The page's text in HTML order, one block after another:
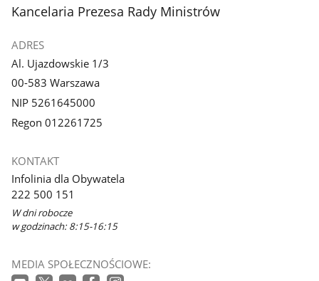
stopka
Kancelaria Prezesa Rady Ministrów
ADRES
Al. Ujazdowskie 1/3
00-583 Warszawa
NIP 5261645000
Regon 012261725
KONTAKT
Infolinia dla Obywatela
222 500 151
W dni robocze
w godzinach: 8:15-16:15
MEDIA SPOŁECZNOŚCIOWE: